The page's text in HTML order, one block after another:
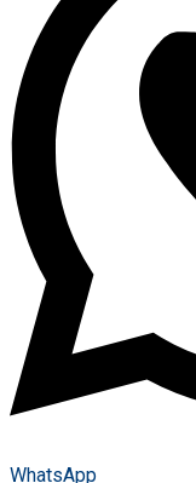
WhatsApp